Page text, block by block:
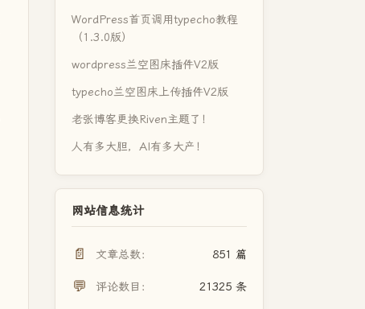
WordPress首页调用typecho教程
（1.3.0版）
wordpress兰空图床插件V2版
typecho兰空图床上传插件V2版
老张博客更换Riven主题了！
人有多大胆，AI有多大产！
网站信息统计
📄 文章总数： 851 篇
💬 评论数目： 21325 条